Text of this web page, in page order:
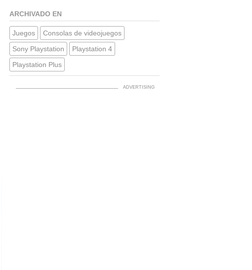
ARCHIVADO EN
Juegos
Consolas de videojuegos
Sony Playstation
Playstation 4
Playstation Plus